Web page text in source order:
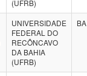
(UFRB)
UNIVERSIDADE
FEDERAL DO
RECÔNCAVO
DA BAHIA
(UFRB)
BA